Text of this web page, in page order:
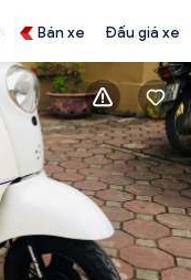
Bán xe Đấu giá xe